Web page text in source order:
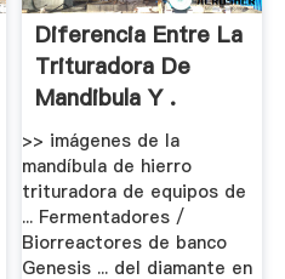
Diferencia Entre La
Trituradora De
Mandibula Y .
>> imágenes de la
mandíbula de hierro
trituradora de equipos de
... Fermentadores /
Biorreactores de banco
Genesis ... del diamante en